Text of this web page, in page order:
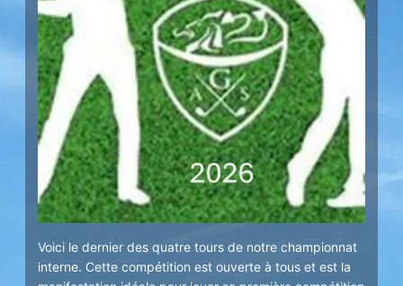
Voici le dernier des quatre tours de notre championnat
interne. Cette compétition est ouverte à tous et est la